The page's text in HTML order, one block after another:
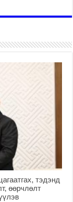
тэдэнд
өөрчлөлт